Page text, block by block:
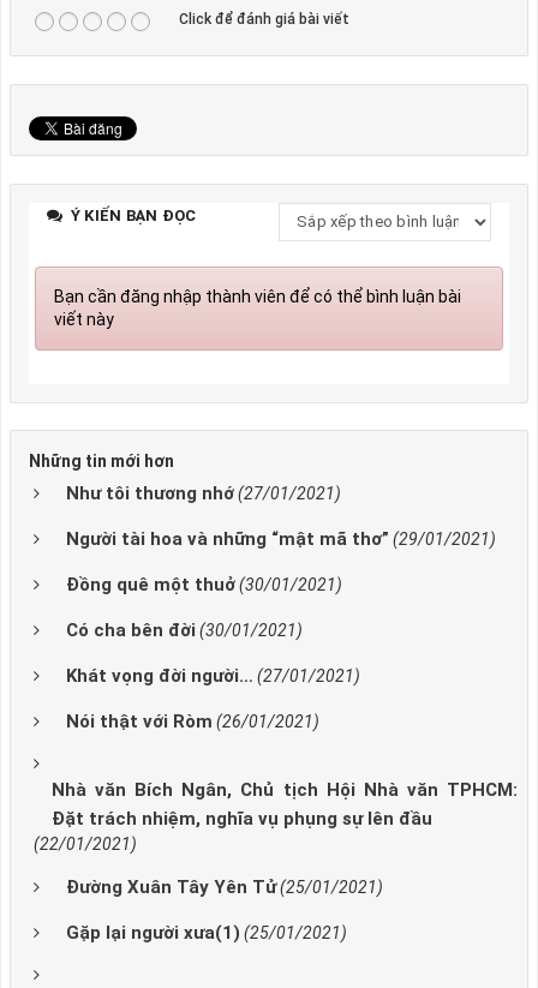
Click để đánh giá bài viết
Ý KIẾN BẠN ĐỌC
Bạn cần đăng nhập thành viên để có thể bình luận bài
viết này
Những tin mới hơn
Như tôi thương nhớ(27/01/2021)
Người tài hoa và những “mật mã thơ” (29/01/2021)
Đồng quê một thuở(30/01/2021)
Có cha bên đời (30/01/2021)
Khát vọng đời người… (27/01/2021)
Nói thật với Ròm (26/01/2021)
Nhà văn Bích Ngân, Chủ tịch Hội Nhà văn TPHCM:
Đặt trách nhiệm, nghĩa vụ phụng sự lên đầu
(22/01/2021)
Đường Xuân Tây Yên Tử(25/01/2021)
Gặp lại người xưa(1) (25/01/2021)